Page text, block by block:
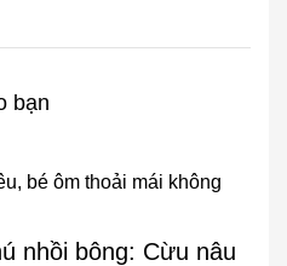
bạn
bé ôm thoải mái không
nhồi bông: Cừu nâu